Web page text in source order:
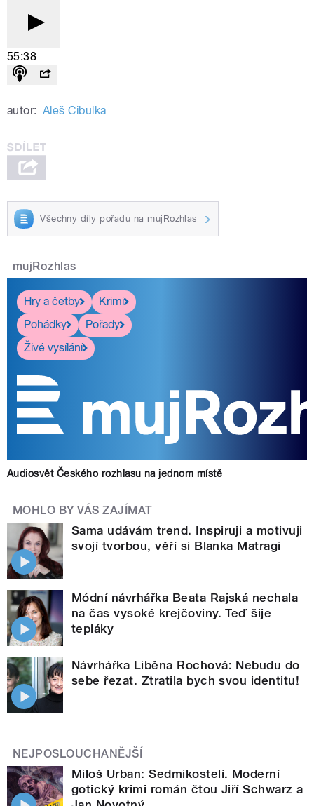
55:38
autor: Aleš Cibulka
Všechny díly pořadu na mujRozhlas
mujRozhlas
Hry a četby
Krimi
Pohádky
Pořady
Živé vysílání
Audiosvět Českého rozhlasu na jednom místě
MOHLO BY VÁS ZAJÍMAT
Sama udávám trend. Inspiruji a motivuji
svojí tvorbou, věří si Blanka Matragi
Módní návrhářka Beata Rajská nechala
na čas vysoké krejčoviny. Teď šije
tepláky
Návrhářka Liběna Rochová: Nebudu do
sebe řezat. Ztratila bych svou identitu!
NEJPOSLOUCHANĚJŠÍ
Miloš Urban: Sedmikostelí. Moderní
gotický krimi román čtou Jiří Schwarz a